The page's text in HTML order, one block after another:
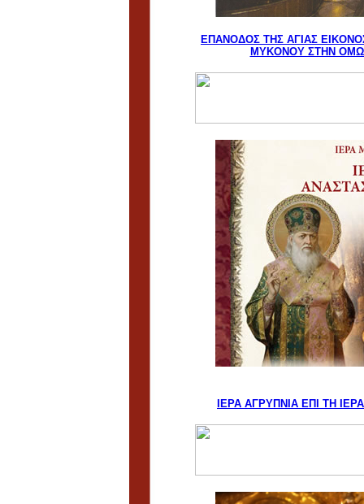
EΠANOΔOΣ THΣ AΓIAΣ
MYKONOY ΣTHN
ΙΕΡΑ AΓPYΠNIA EΠI TH